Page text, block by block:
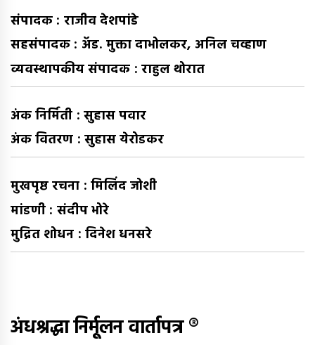
संपादक : राजीव देशपांडे
सहसंपादक : अ‍ॅड. मुक्ता दाभोलकर, अनिल चव्हाण
व्यवस्थापकीय संपादक : राहुल थोरात
अंक निर्मिती : सुहास पवार
अंक वितरण : सुहास येरोडकर
मुखपृष्ठ रचना : मिलिंद जोशी
मांडणी : संदीप भोरे
मुद्रित शोधन : दिनेश धनसरे
अंधश्रद्धा निर्मूलन वार्तापत्र ®